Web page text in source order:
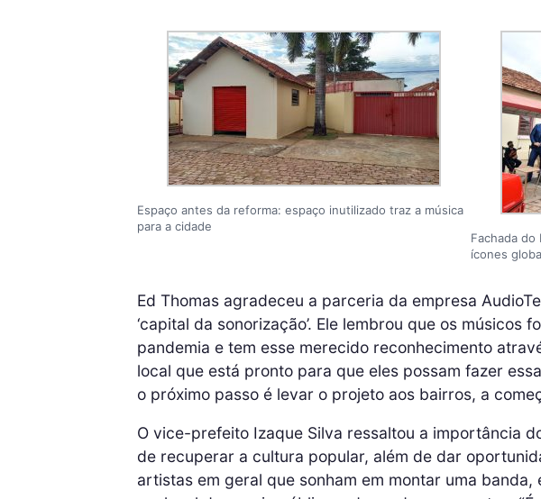
Espaço antes da reforma: espaço inutilizado traz a música
para a cidade
Fachada
ícones
Ed Thomas agradeceu a parceria da empresa
‘capital da sonorização’. Ele lembrou que os músicos
pandemia e tem esse merecido reconhecimento
local que está pronto para que eles possam fazer
o próximo passo é levar o projeto aos bairros, a
O vice-prefeito Izaque Silva ressaltou a importância
de recuperar a cultura popular, além de dar
artistas em geral que sonham em montar uma